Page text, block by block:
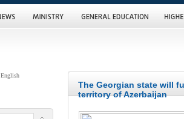
English
The Georgian state will
territory of Azerbaijan